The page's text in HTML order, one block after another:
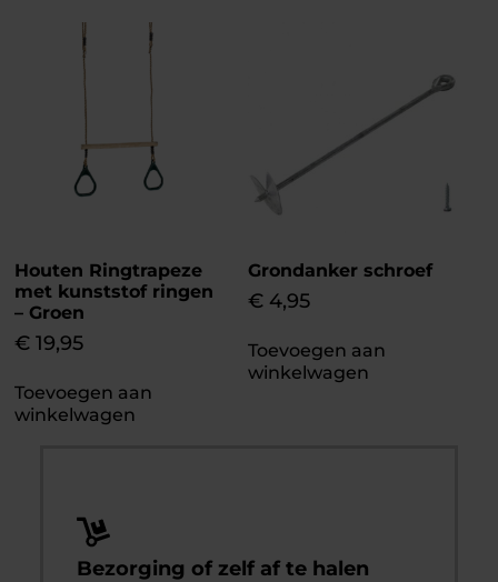
Houten Ringtrapeze
met kunststof ringen
– Groen
€ 19,95
Toevoegen aan
winkelwagen
Grondanker schroef
€ 4,95
Toevoegen aan
winkelwagen
Bezorging of zelf af te halen